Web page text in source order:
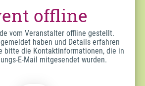
offline
vom Veranstalter offline gestellt.
haben und Details erfahren
bitte die Kontaktinformationen, die in
E-Mail mitgesendet wurden.